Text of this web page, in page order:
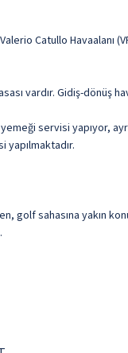
Catullo Havaalanı
vardır. Gidiş-dönüş
servisi yapıyor,
yapılmaktadır.
golf sahasına yakın